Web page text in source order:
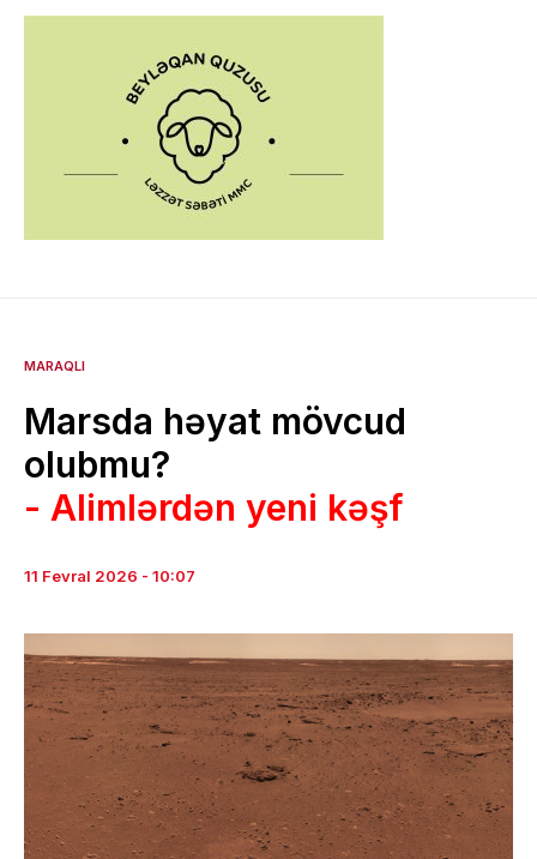
MARAQLI
Marsda həyat mövcud
olubmu?
- Alimlərdən yeni kəşf
11 Fevral 2026 - 10:07